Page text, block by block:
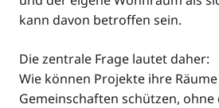
kann davon betroffen sein.
Die zentrale Frage lautet daher:
Wie können Projekte ihre
Gemeinschaften schützen, ohne